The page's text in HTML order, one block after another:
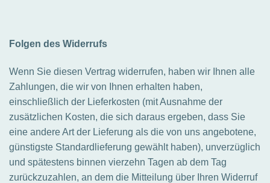
Folgen des Widerrufs
Wenn Sie diesen Vertrag widerrufen, haben wir Ihnen alle
Zahlungen, die wir von Ihnen erhalten haben,
einschließlich der Lieferkosten (mit Ausnahme der
zusätzlichen Kosten, die sich daraus ergeben, dass Sie
eine andere Art der Lieferung als die von uns angebotene,
günstigste Standardlieferung gewählt haben), unverzüglich
und spätestens binnen vierzehn Tagen ab dem Tag
zurückzuzahlen, an dem die Mitteilung über Ihren Widerruf